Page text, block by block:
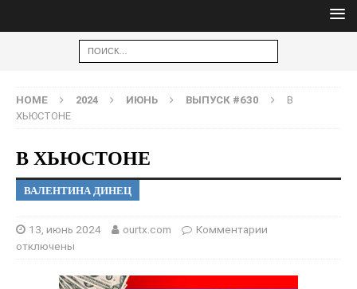
HOME 2024 ИЮНЬ ВЫПУСК #630
В
ХЬЮСТОНЕ
В ХЬЮСТОНЕ
ВАЛЕНТИНА ДИНЕЦ
13, июнь 2024 ourtx.com
Комментарии
отключены